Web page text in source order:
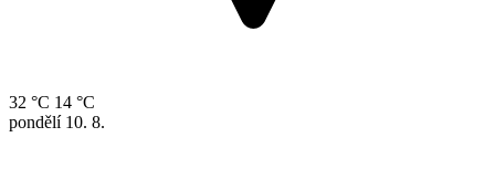
32 °C 14 °C
pondělí 10. 8.